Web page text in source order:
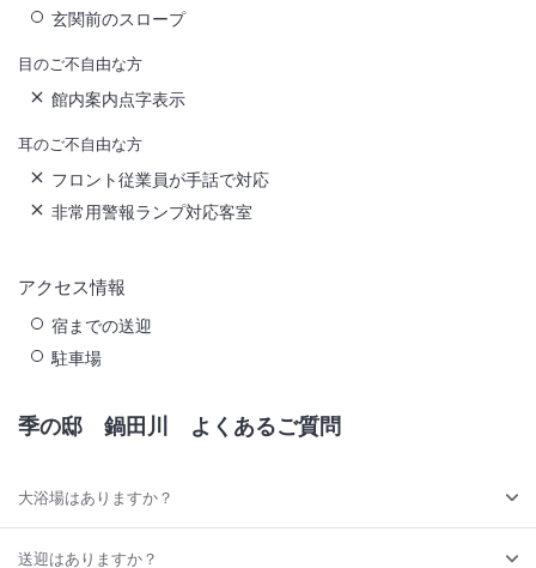
玄関前のスロープ
目のご不自由な方
館内案内点字表示
耳のご不自由な方
フロント従業員が手話で対応
非常用警報ランプ対応客室
アクセス情報
宿までの送迎
駐車場
季の邸 鍋田川 よくあるご質問
大浴場はありますか？
送迎はありますか？